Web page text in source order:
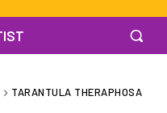
TARANTULA THERAPHOSA